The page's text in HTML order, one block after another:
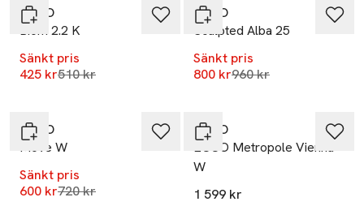
ECCO
Biom 2.2 K
Sänkt pris
425 krLägsta pris 30 dagar
510 kr
ECCO
Sculpted Alba 25
Sänkt pris
800 krLägsta pris 30 dagar
960 kr
ECCO
Move W
Sänkt pris
600 krLägsta pris 30 dagar
720 kr
ECCO
ECCO Metropole Vienna
W
1 599 kr